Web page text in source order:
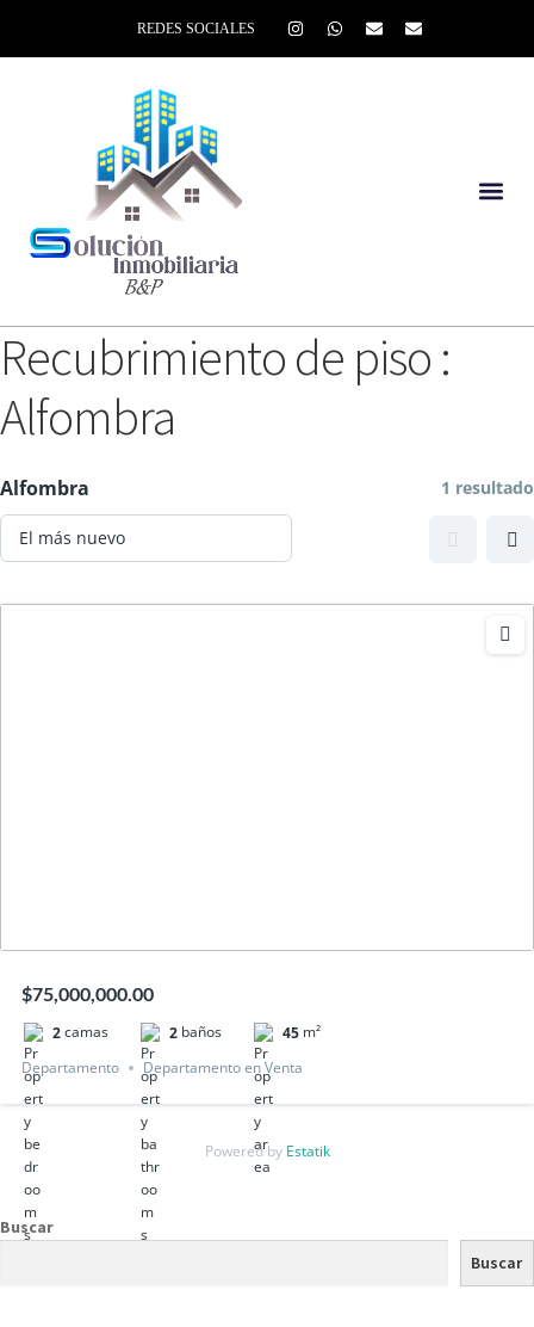
REDES SOCIALES
Recubrimiento de piso :
Alfombra
Alfombra 1 resultado
$75,000,000.00
2camas 2baños 45m²
Departamento
Departamento en Venta
Powered by Estatik
Buscar
Buscar